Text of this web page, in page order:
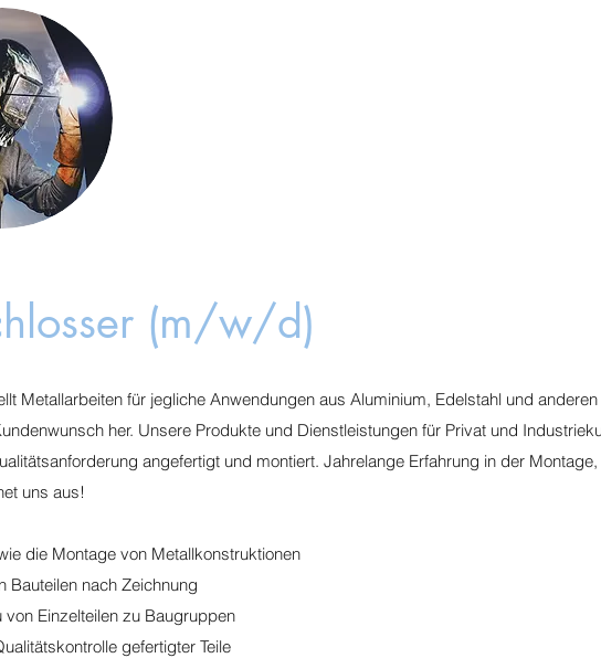
(m/w/d)
Metallarbeiten für jegliche Anwendungen aus Aluminium, Edelstahl und
her. Unsere Produkte und Dienstleistungen für Privat und
angefertigt und montiert. Jahrelange Erfahrung in der
uns aus!
die Montage von Metallkonstruktionen
Bauteilen nach Zeichnung
Einzelteilen zu Baugruppen
gefertigter Teile